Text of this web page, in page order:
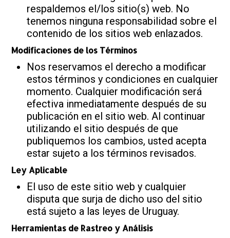
respaldemos el/los sitio(s) web. No
tenemos ninguna responsabilidad sobre el
contenido de los sitios web enlazados.
Modificaciones de los Términos
Nos reservamos el derecho a modificar
estos términos y condiciones en cualquier
momento. Cualquier modificación será
efectiva inmediatamente después de su
publicación en el sitio web. Al continuar
utilizando el sitio después de que
publiquemos los cambios, usted acepta
estar sujeto a los términos revisados.
Ley Aplicable
El uso de este sitio web y cualquier
disputa que surja de dicho uso del sitio
está sujeto a las leyes de Uruguay.
Herramientas de Rastreo y Análisis